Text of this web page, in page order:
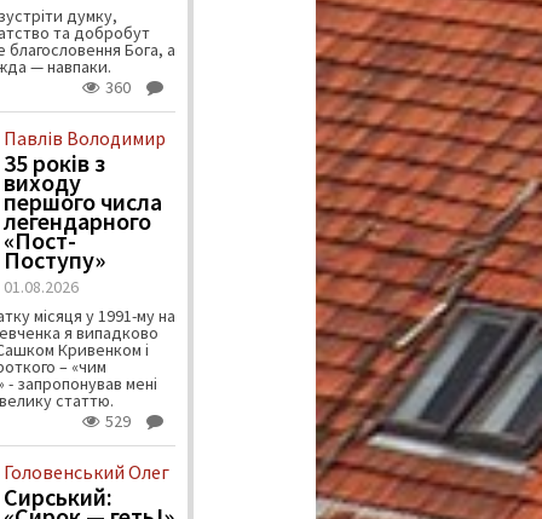
думку,
та добробут
Бога, а
— навпаки.
360
Павлів Володимир
35 років з
виходу
першого числа
легендарного
«Пост-
Поступу»
01.08.2026
місяця у 1991-му на
я випадково
Кривенком і
– «чим
запропонував мені
статтю.
529
Головенський Олег
Сирський: